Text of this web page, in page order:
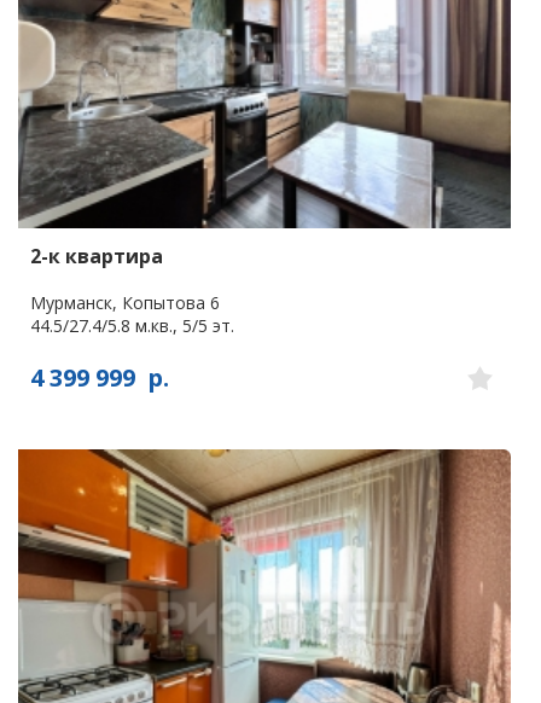
2-к квартира
Мурманск, Копытова 6
44.5/27.4/5.8 м.кв., 5/5 эт.
4 399 999 р.